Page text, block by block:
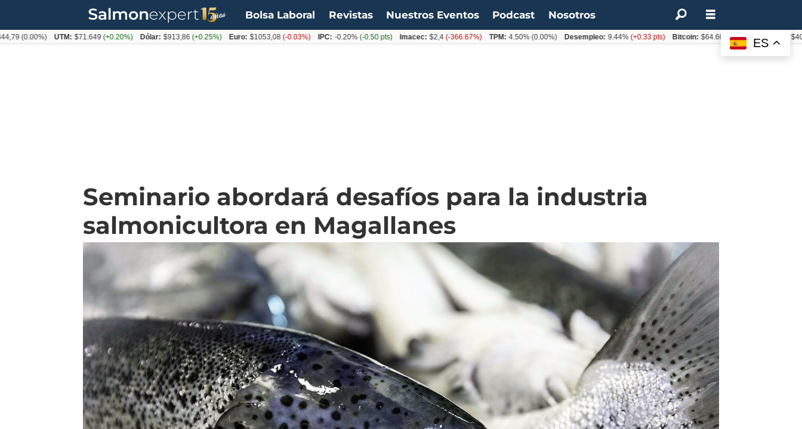
Bolsa Laboral Revistas Nuestros Eventos Podcast Nosotros
Seminario abordará desafíos para la industria
salmonicultora en Magallanes
ES
UTM: $71.649(+0.20%) Dólar: $913,86(+0.25%) Euro: $1053,08(-0.03%) IPC: -0.20%(-0.50 pts) Imacec: $2,4(-366.67%) TPM: 4.50% (0.00%) Desempleo: 9.44% (+0.33 pts) Bitcoin: $64.600,08(+2.93%)